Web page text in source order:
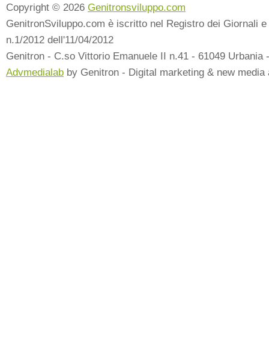
Copyright © 2026 Genitronsviluppo.com
GenitronSviluppo.com è iscritto nel Registro dei Giornali
n.1/2012 dell'11/04/2012
Genitron - C.so Vittorio Emanuele II n.41 - 61049 Urbania
Advmedialab by Genitron - Digital marketing & new media